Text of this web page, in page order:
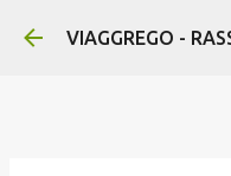
Passa ai
VIAGGREGO -